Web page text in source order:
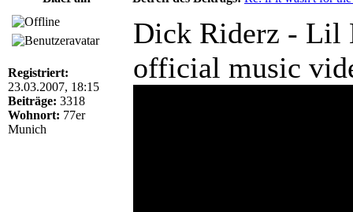
Registriert:
23.03.2007, 18:15
Beiträge: 3318
Wohnort: 77er
Munich
Dick Riderz - Lil
official music